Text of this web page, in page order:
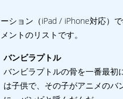
ション（iPad / iPhone対応）
ントのリストです。
バンビラプトル
バンビラプトルの骨を一番最初
は子供で、その子がアニメのバ